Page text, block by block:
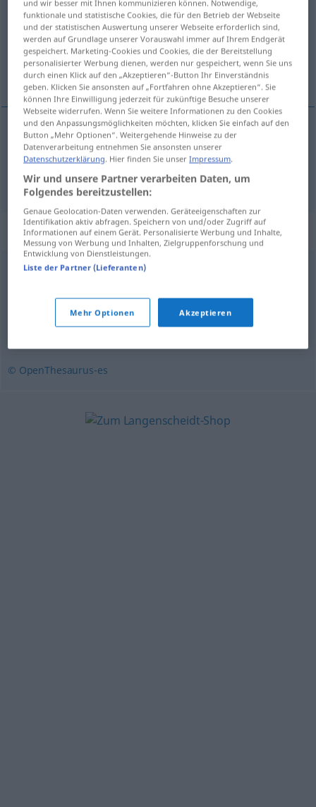
Übersicht aller Übersetzungen
(Für mehr Details die Übersetzung anklicken/antippen)
verhängnisvoll, ominös, abscheulich
verhängnisvoll,ominös ominoso (≈ fatal)
abscheulich ominoso(≈ abominable)
Synonyme für "ominoso"
,despreciable reprobable,ruin
© OpenThesaurus-es
und wir besser mit Ihnen kommunizieren können. Notwendige,
funktionale und statistische Cookies, die für den Betrieb der Webseite
und der statistischen Auswertung unserer Webseite erforderlich sind,
werden auf Grundlage unserer Vorauswahl immer auf Ihrem Endgerät
gespeichert. Marketing-Cookies und Cookies, die der Bereitstellung
personalisierter Werbung dienen, werden nur gespeichert, wenn Sie uns
durch einen Klick auf den „Akzeptieren“-Button Ihr Einverständnis
geben. Klicken Sie ansonsten auf „Fortfahren ohne Akzeptieren“. Sie
können Ihre Einwilligung jederzeit für zukünftige Besuche unserer
Webseite widerrufen. Wenn Sie weitere Informationen zu den Cookies
und den Anpassungsmöglichkeiten möchten, klicken Sie einfach auf den
Button „Mehr Optionen“. Weitergehende Hinweise zu der
Datenverarbeitung entnehmen Sie ansonsten unserer
Datenschutzerklärung . Hier finden Sie unserImpressum
Wir und unsere Partner verarbeiten Daten, um
Folgendes bereitzustellen:
Genaue Geolocation-Daten verwenden. Geräteeigenschaften zur
Identifikation aktiv abfragen. Speichern von und/oder Zugriff auf
Informationen auf einem Gerät. Personalisierte Werbung und Inhalte,
Messung von Werbung und Inhalten, Zielgruppenforschung und
Entwicklung von Dienstleistungen.
Liste der Partner (Lieferanten)
Mehr Optionen Akzeptieren